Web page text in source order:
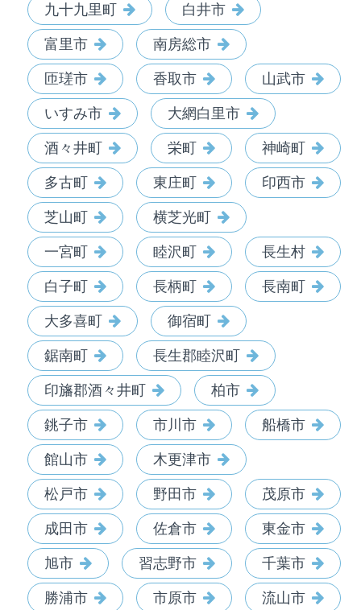
九十九里町 白井市
富里市 南房総市
匝瑳市 香取市 山武市
いすみ市 大網白里市
酒々井町 栄町 神崎町
多古町 東庄町 印西市
芝山町 横芝光町
一宮町 睦沢町 長生村
白子町 長柄町 長南町
大多喜町 御宿町
鋸南町 長生郡睦沢町
印旛郡酒々井町 柏市
銚子市 市川市 船橋市
館山市 木更津市
松戸市 野田市 茂原市
成田市 佐倉市 東金市
旭市 習志野市 千葉市
勝浦市 市原市 流山市